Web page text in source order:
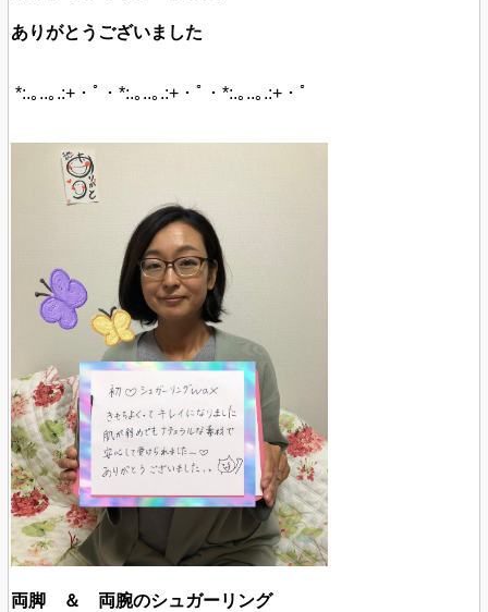
ありがとうございました
*:.｡..｡.:+・ﾟ・*:.｡..｡.:+・ﾟ・*:.｡..｡.:+・ﾟ
両脚 ＆ 両腕のシュガーリング